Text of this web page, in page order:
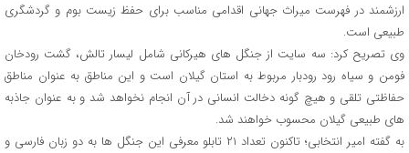
ارزشمند در فهرست میراث جهانی اقدامی مناسب برای حفظ زیست بوم و گردشگری
طبیعی است.
وی تصریح کرد: سه سایت از جنگل های هیرکانی شامل لیسار تالش، گشت رودخان
فومن و سیاه رود رودبار مربوط به استان گیلان است و این مناطق به عنوان مناطق
حفاظتی تلقی و هیچ گونه دخالت انسانی در آن انجام نخواهد شد و به عنوان جاذبه
های طبیعی گیلان محسوب خواهند شد.
به گفته امیر انتخابی؛ تاکنون تعداد ۲۱ تابلو معرفی این جنگل ها به دو زبان فارسی و